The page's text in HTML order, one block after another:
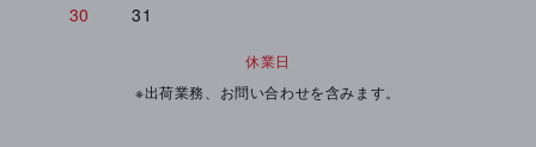
30 31
休業日
※出荷業務、お問い合わせを含みます。